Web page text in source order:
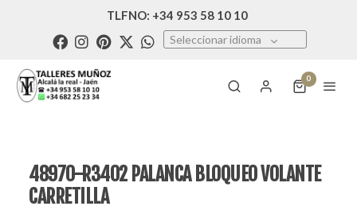
TLFNO: +34 953 58 10 10
Seleccionar idioma
0
48970-R3402 PALANCA BLOQUEO VOLANTE
CARRETILLA